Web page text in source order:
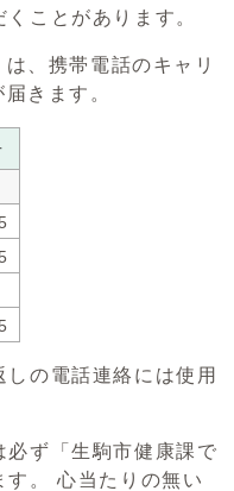
ことがあります。
、携帯電話のキャリ
きます。
の電話連絡には使用
ず「生駒市健康課で
。 心当たりの無い